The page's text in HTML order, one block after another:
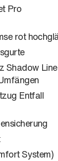
Pro
rot
Shadow
Entfall
System)